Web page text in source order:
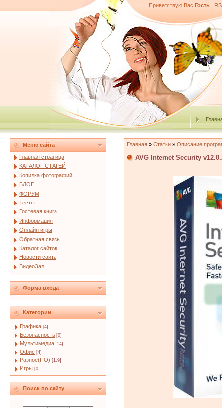
Приветствую Вас Гость |
Меню сайта
Главная страница
КАТАЛОГ СТАТЕЙ
Копилка фотографий
БЛОГ
ФОРУМ
Тесты
Гостевая книга
Информация
Онлайн игры
Обратная связь
Каталог сайтов
Новости сайта
ВидеоЗал
Форма входа
Категории
Графика [4]
Безопасность [0]
Мультимедиа [14]
Офис [4]
Разное(ПО) [119]
Игры [0]
Поиск по сайту
Главная » Статьи » Описание
AVG Internet Security